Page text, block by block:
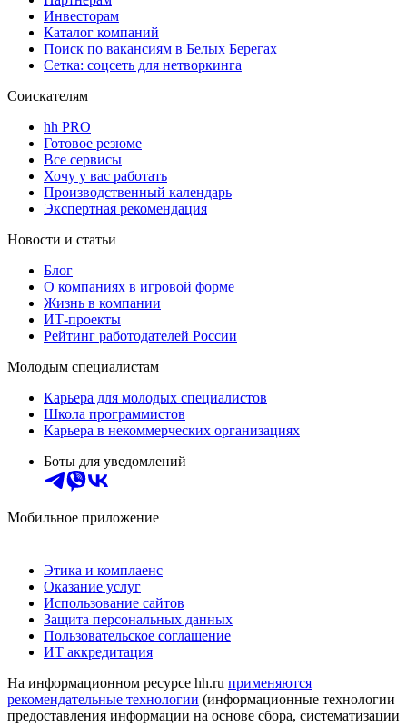
Инвесторам
Каталог компаний
Поиск по вакансиям в Белых Берегах
Сетка: соцсеть для нетворкинга
Соискателям
hh PRO
Готовое резюме
Все сервисы
Хочу у вас работать
Производственный календарь
Экспертная рекомендация
Новости и статьи
Блог
О компаниях в игровой форме
Жизнь в компании
ИТ-проекты
Рейтинг работодателей России
Молодым специалистам
Карьера для молодых специалистов
Школа программистов
Карьера в некоммерческих организациях
Боты для уведомлений
Мобильное приложение
Этика и комплаенс
Оказание услуг
Использование сайтов
Защита персональных данных
Пользовательское соглашение
ИТ аккредитация
На информационном ресурсе hh.ru применяются
рекомендательные технологии (информационные технологии
предоставления информации на основе сбора, систематизации